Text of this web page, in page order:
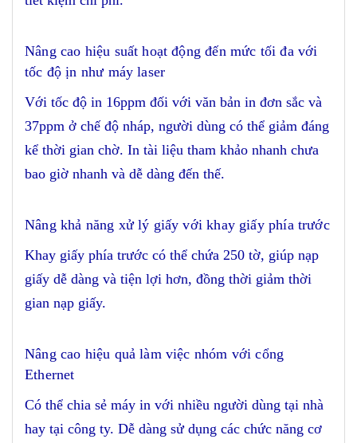
Nâng cao hiệu suất hoạt động đến mức tối đa với
tốc độ ịn như máy laser
Với tốc độ in 16ppm đối với văn bản in đơn sắc và
37ppm ở chế độ nháp, người dùng có thể giảm đáng
kể thời gian chờ. In tài liệu tham khảo nhanh chưa
bao giờ nhanh và dễ dàng đến thế.
Nâng khả năng xử lý giấy với khay giấy phía trước
Khay giấy phía trước có thể chứa 250 tờ, giúp nạp
giấy dễ dàng và tiện lợi hơn, đồng thời giảm thời
gian nạp giấy.
Nâng cao hiệu quả làm việc nhóm với cổng
Ethernet
Có thể chia sẻ máy in với nhiều người dùng tại nhà
hay tại công ty. Dễ dàng sử dụng các chức năng cơ